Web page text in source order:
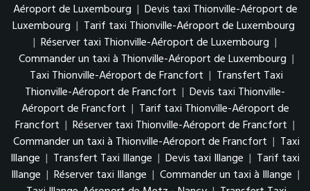
Aéroport de Luxembourg | Devis taxi Thionville-Aéroport de
Luxembourg | Tarif taxi Thionville-Aéroport de Luxembourg
| Réserver taxi Thionville-Aéroport de Luxembourg |
Commander un taxi à Thionville-Aéroport de Luxembourg |
Taxi Thionville-Aéroport de Francfort | Transfert Taxi
Thionville-Aéroport de Francfort | Devis taxi Thionville-
Aéroport de Francfort | Tarif taxi Thionville-Aéroport de
Francfort | Réserver taxi Thionville-Aéroport de Francfort |
Commander un taxi à Thionville-Aéroport de Francfort | Taxi
Illange | Transfert Taxi Illange | Devis taxi Illange | Tarif taxi
Illange | Réserver taxi Illange | Commander un taxi à Illange |